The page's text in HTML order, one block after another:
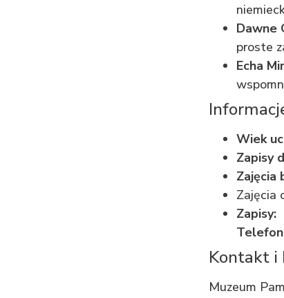
Dawne
proste
Echa
Wiek
Zapisy
Zajęcia
Zajęcia
Zapisy:
Telefon
Kontakt i
Muzeum